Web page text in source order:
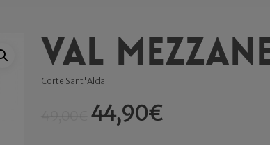
Val
Corte Sant'Alda
44,90€